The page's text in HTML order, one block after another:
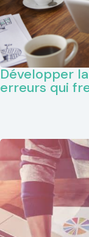
Développer
erreurs qui